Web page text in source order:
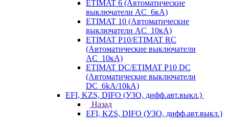
ETIMAT 6 (Автоматические
выключатели AC_6кА)
ETIMAT 10 (Автоматические
выключатели AC_10кА)
ETIMAT P10/ETIMAT RC
(Автоматические выключатели
AC_10кА)
ETIMAT DC/ETIMAT P10 DC
(Автоматические выключатели
DC_6kA/10kA)
EFI, KZS, DIFO (УЗО, дифф.авт.выкл.)
Назад
EFI, KZS, DIFO (УЗО, дифф.авт.выкл.)